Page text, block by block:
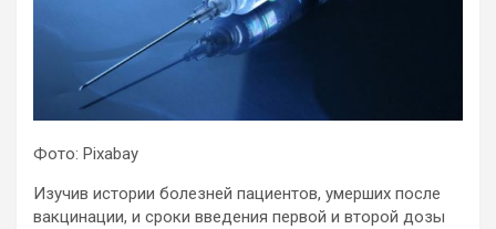
Фото: Pixabay
Изучив истории болезней пациентов, умерших после
вакцинации, и сроки введения первой и второй дозы